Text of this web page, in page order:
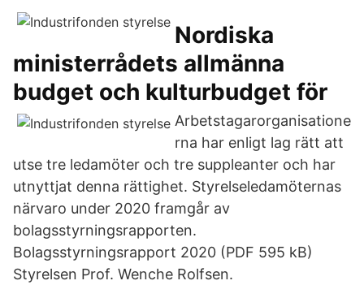
Nordiska
ministerrådets allmänna
budget och kulturbudget för
Arbetstagarorganisatione
rna har enligt lag rätt att
utse tre ledamöter och tre suppleanter och har
utnyttjat denna rättighet. Styrelseledamöternas
närvaro under 2020 framgår av
bolagsstyrningsrapporten.
Bolagsstyrningsrapport 2020 (PDF 595 kB)
Styrelsen Prof. Wenche Rolfsen.